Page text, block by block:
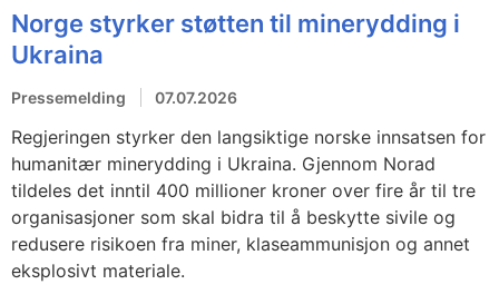
Norge styrker støtten til minerydding i
Ukraina
Pressemelding 07.07.2026
Regjeringen styrker den langsiktige norske innsatsen for
humanitær minerydding i Ukraina. Gjennom Norad
tildeles det inntil 400 millioner kroner over fire år til tre
organisasjoner som skal bidra til å beskytte sivile og
redusere risikoen fra miner, klaseammunisjon og annet
eksplosivt materiale.